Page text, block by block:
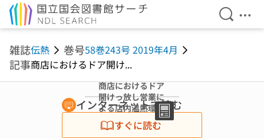
検索を
メ
雑誌伝熱 巻号58巻243号 2019年4月
記事商店におけるドア開け...
商店におけるドア
開けっ放し営業に
よる店内温熱環境
(特集 居住環境と
エネルギー利用)
インターネットで読む
すぐに読む